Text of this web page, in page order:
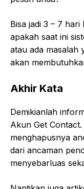
Bisa jadi 3 – 7
apakah saat ini
atau ada masalah
akan
Akhir Kata
Demikianlah
Akun Get
menghapusnya
dari ancaman
menyebarluas